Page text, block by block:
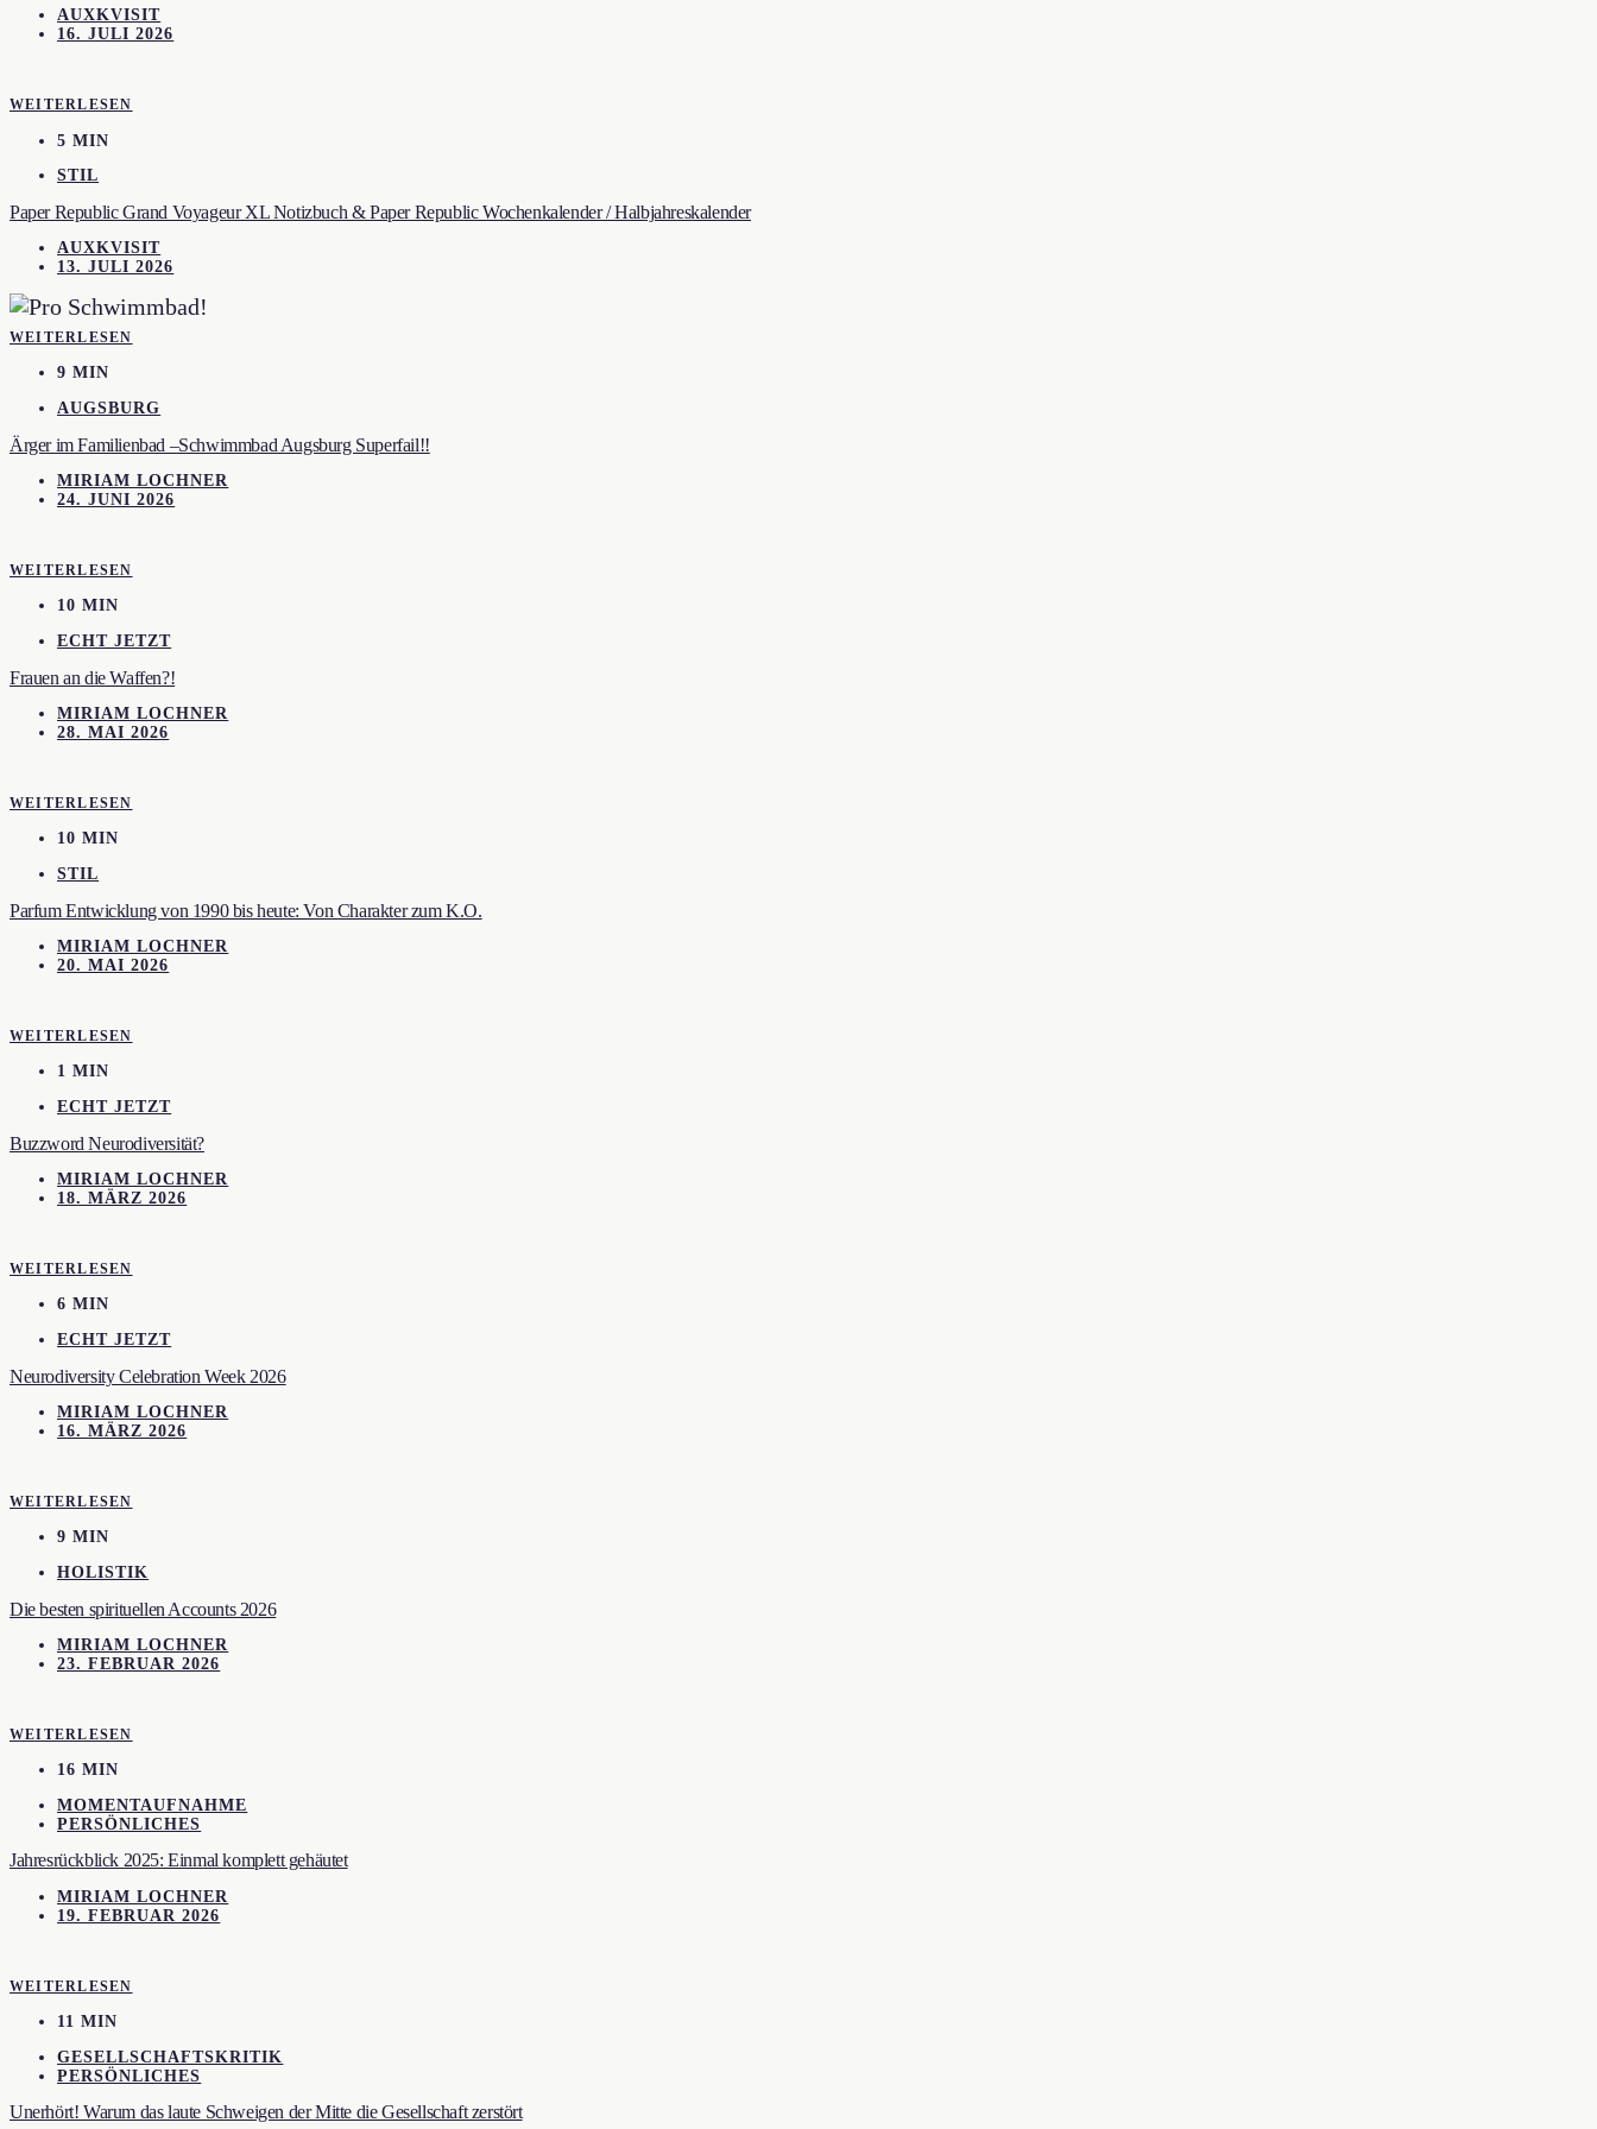
AUXKVISIT
16. JULI 2026
WEITERLESEN
5 MIN
STIL
Paper Republic Grand Voyageur XL Notizbuch & Paper Republic Wochenkalender / Halbjahreskalender
AUXKVISIT
13. JULI 2026
WEITERLESEN
9 MIN
AUGSBURG
Ärger im Familienbad –Schwimmbad Augsburg Superfail!!
MIRIAM LOCHNER
24. JUNI 2026
WEITERLESEN
10 MIN
ECHT JETZT
Frauen an die Waffen?!
MIRIAM LOCHNER
28. MAI 2026
WEITERLESEN
10 MIN
STIL
Parfum Entwicklung von 1990 bis heute: Von Charakter zum K.O.
MIRIAM LOCHNER
20. MAI 2026
WEITERLESEN
1 MIN
ECHT JETZT
Buzzword Neurodiversität?
MIRIAM LOCHNER
18. MÄRZ 2026
WEITERLESEN
6 MIN
ECHT JETZT
Neurodiversity Celebration Week 2026
MIRIAM LOCHNER
16. MÄRZ 2026
WEITERLESEN
9 MIN
HOLISTIK
Die besten spirituellen Accounts 2026
MIRIAM LOCHNER
23. FEBRUAR 2026
WEITERLESEN
16 MIN
MOMENTAUFNAHME
PERSÖNLICHES
Jahresrückblick 2025: Einmal komplett gehäutet
MIRIAM LOCHNER
19. FEBRUAR 2026
WEITERLESEN
11 MIN
GESELLSCHAFTSKRITIK
PERSÖNLICHES
Unerhört! Warum das laute Schweigen der Mitte die Gesellschaft zerstört